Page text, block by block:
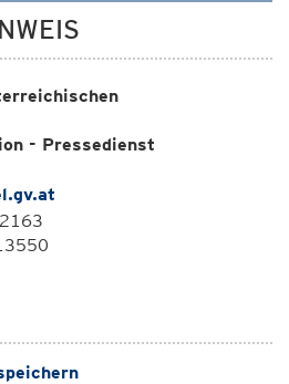
- Pressedienst